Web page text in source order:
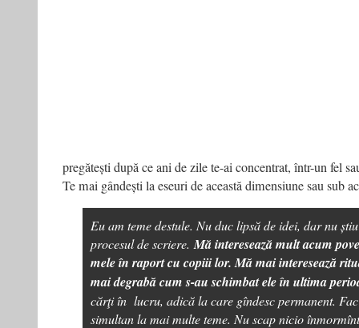
pregătești după ce ani de zile te-ai concentrat, într-un fel
Te mai gândești la eseuri de această dimensiune sau sub
Eu am teme destule. Nu duc lipsă de idei, dar nu
procesul de scriere. Mă interesează mult acum
mele în raport cu copiii lor. Mă mai interesează
mai degrabă cum s-au schimbat ele în ultima
cărţi în lucru, adică la care gîndesc permanent.
simultan la mai multe teme. Nu scap nicio